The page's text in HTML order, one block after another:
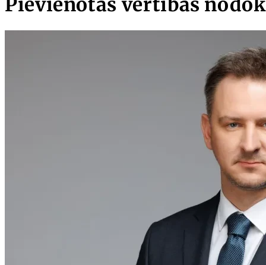
Pievienotās vērtības